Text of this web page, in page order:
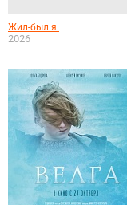
Жил-был я
2026